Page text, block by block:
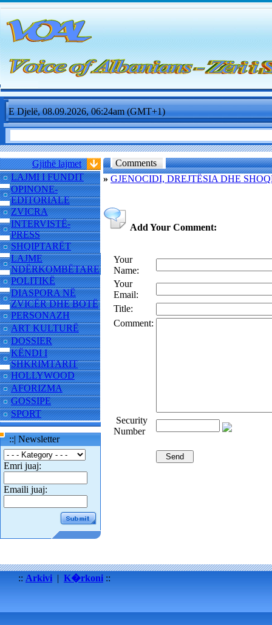
E Djelë, 08.09.2026, 06:24am (GMT+1)
Gjithë lajmet
LAJMI I FUNDIT
OPINONE-
EDITORIALE
ZVICRA
INTERVISTË-
PRESS
SHQIPTARËT
LAJME
NDËRKOMBËTARE
POLITIKË
DIASPORA NË
ZVICËR DHE BOTË
PERSONAZH
ART KULTURË
DOSSIER
KËNDI I
SHKRIMTARIT
HOLLYWOOD
AFORIZMA
GOSSIPE
SPORT
::| Newsletter
Emri juaj:
Emaili juaj:
Comments
» GJENOCIDI, DREJTËSIA DHE
Add Your Comment:
Your
Name:
Your
Email:
Title:
Comment:
Security
Number
:: Arkivi | K�rkoni ::